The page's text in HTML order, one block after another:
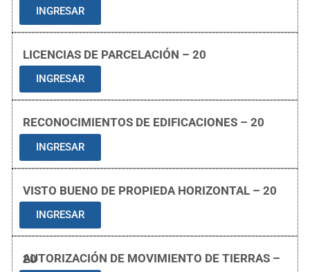
INGRESAR
LICENCIAS DE PARCELACIÓN – 20
INGRESAR
RECONOCIMIENTOS DE EDIFICACIONES – 20
INGRESAR
VISTO BUENO DE PROPIEDA HORIZONTAL – 20
INGRESAR
AUTORIZACIÓN DE MOVIMIENTO DE TIERRAS – 20